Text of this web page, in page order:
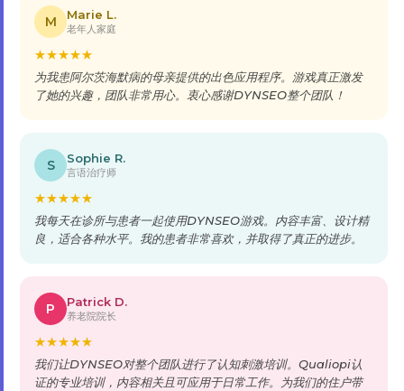
M Marie L.
老年人家庭
★★★★★
为我患阿尔茨海默病的母亲提供的出色应用程序。游戏真正激发
了她的兴趣，团队非常用心。衷心感谢DYNSEO整个团队！
S Sophie R.
言语治疗师
★★★★★
我每天在诊所与患者一起使用DYNSEO游戏。内容丰富、设计精
良，适合各种水平。我的患者非常喜欢，并取得了真正的进步。
P Patrick D.
养老院院长
★★★★★
我们让DYNSEO对整个团队进行了认知刺激培训。Qualiopi认
证的专业培训，内容相关且可应用于日常工作。为我们的住户带